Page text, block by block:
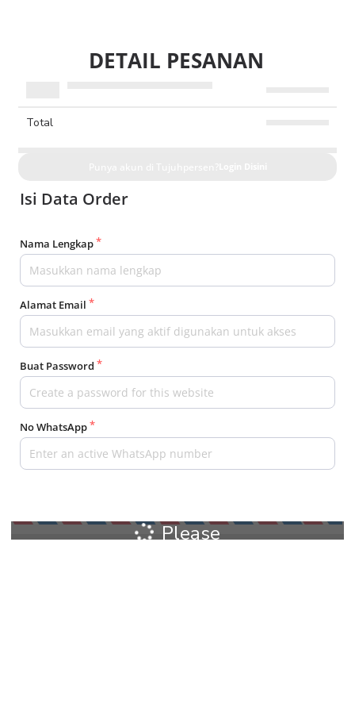
DETAIL PESANAN
Total
Isi Data Order
Nama Lengkap
Alamat Email
Buat Password
No WhatsApp
Please